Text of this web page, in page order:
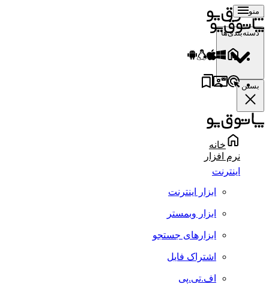
منو
دسته‌بندی‌ها
بستن
خانه
نرم افزار
اینترنت
ابزار اینترنت
ابزار وبمستر
ابزارهای جستجو
اشتراک فایل
اف.تی.پی